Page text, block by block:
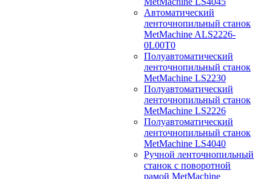
Автоматический
ленточнопильный станок
MetMachine ALS2226-
0L00T0
Полуавтоматический
ленточнопильный станок
MetMachine LS2230
Полуавтоматический
ленточнопильный станок
MetMachine LS2226
Полуавтоматический
ленточнопильный станок
MetMachine LS4040
Ручной ленточнопильный
станок с поворотной
рамой MetMachine